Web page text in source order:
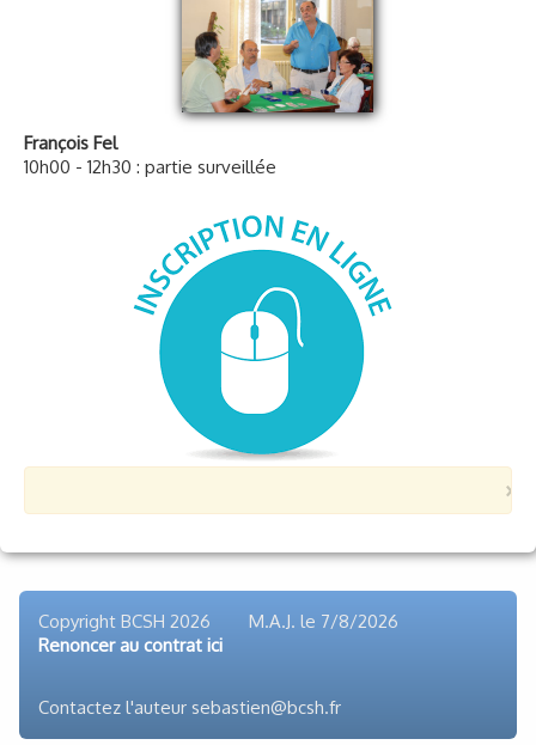
François Fel
10h00 - 12h30 : partie surveillée
×
Copyright BCSH 2026 M.A.J. le 7/8/2026
Renoncer au contrat ici
Contactez l'auteur sebastien@bcsh.fr